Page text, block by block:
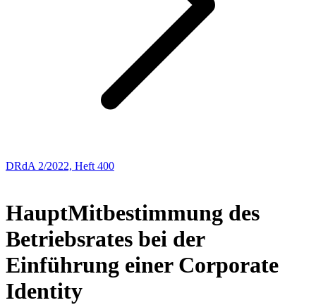
DRdA 2/2022, Heft 400
HauptMitbestimmung des
Betriebsrates bei der
Einführung einer Corporate
Identity